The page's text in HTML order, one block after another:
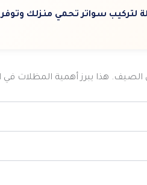
لتركيب سواتر تحمي منزلك